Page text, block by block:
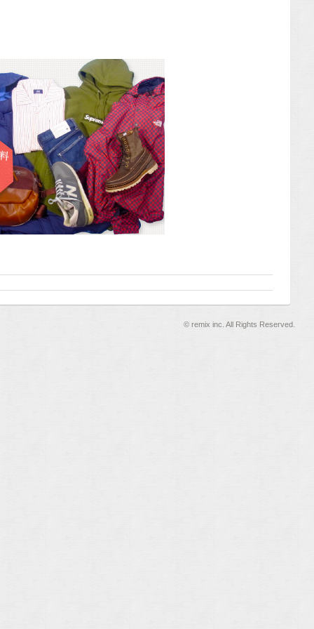
©remix inc. All Rights Reserved.